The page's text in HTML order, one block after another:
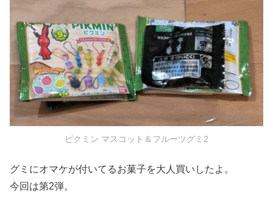
ピクミン マスコット＆フルーツグミ2
グミにオマケが付いてるお菓子を大人買いしたよ。
今回は第2弾。